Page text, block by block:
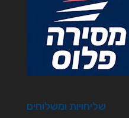
שליחויות ומשלוחים